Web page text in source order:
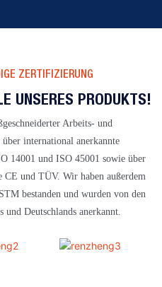
ZERTIFIZIERUNG
UNSERES PRODUKTS!
Arbeits- und
international anerkannte
14001 und ISO 45001 sowie über
und TÜV. Wir haben außerdem
bestanden und wurden von den
und Deutschlands anerkannt.